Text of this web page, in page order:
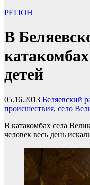
РЕГІОН
В
детей
05.16.2013 Беляевский
происшествия, село
В катакомбах села
человек весь день